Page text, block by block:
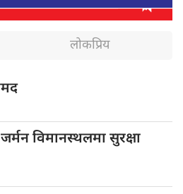
लोकप्रिय
जर्मन विमानस्थलमा सुरक्षा